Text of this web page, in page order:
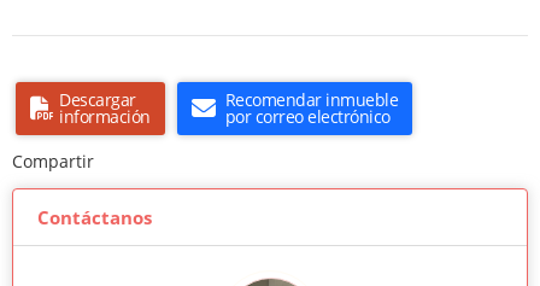
Descargar
información
Recomendar inmueble
por correo electrónico
Compartir
Contáctanos